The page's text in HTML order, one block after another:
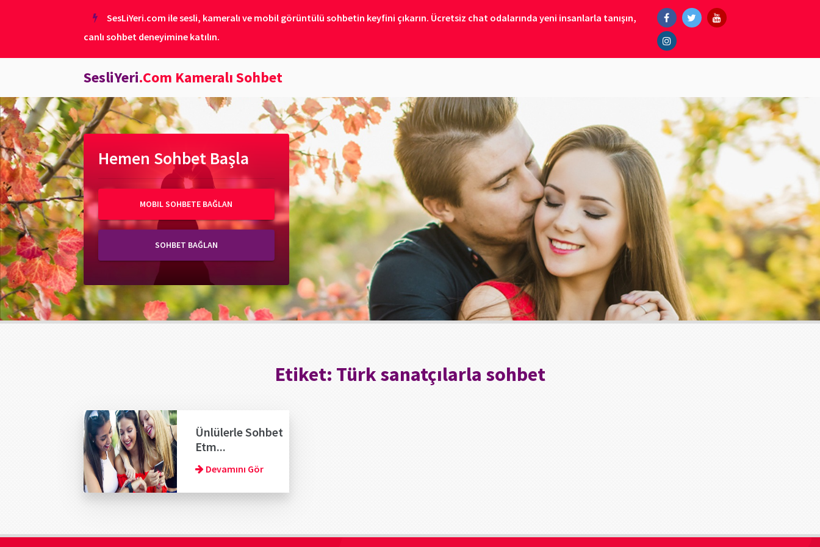
SesLiYeri.com ile sesli, kameralı ve mobil görüntülü sohbetin keyfini çıkarın. Ücretsiz chat odalarında yeni insanlarla tanışın,
canlı sohbet deneyimine katılın.
SesliYeri.Com Kameralı Sohbet
Hemen Sohbet Başla
MOBIL SOHBETE BAĞLAN
SOHBET BAĞLAN
Etiket: Türk sanatçılarla sohbet
Ünlülerle Sohbet
Etm...
Devamını Gör